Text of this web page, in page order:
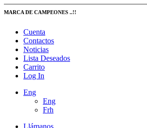
MARCA DE CAMPEONES ..!!
Cuenta
Contactos
Noticias
Lista Deseados
Carrito
Log In
Eng
Eng
Frh
Llámanos